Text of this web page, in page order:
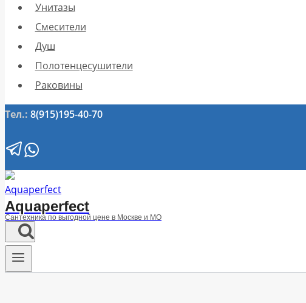
Унитазы
Смесители
Душ
Полотенцесушители
Раковины
Тел.: 8(915)195-40-70
Aquaperfect
Сантехника по выгодной цене в Москве и МО